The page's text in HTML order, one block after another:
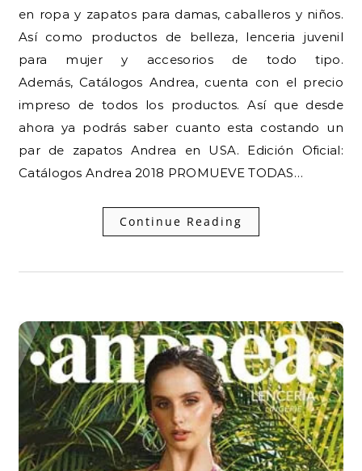
en ropa y zapatos para damas, caballeros y niños.
Así como productos de belleza, lenceria juvenil
para mujer y accesorios de todo tipo.
Además, Catálogos Andrea, cuenta con el precio
impreso de todos los productos. Así que desde
ahora ya podrás saber cuanto esta costando un
par de zapatos Andrea en USA. Edición Oficial:
Catálogos Andrea 2018 PROMUEVE TODAS…
Continue Reading